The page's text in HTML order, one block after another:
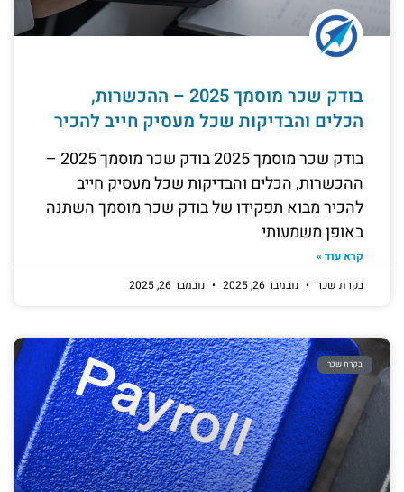
בודק שכר מוסמך 2025 – ההכשרות,
הכלים והבדיקות שכל מעסיק חייב להכיר
בודק שכר מוסמך 2025 בודק שכר מוסמך 2025 –
ההכשרות, הכלים והבדיקות שכל מעסיק חייב
להכיר מבוא תפקידו של בודק שכר מוסמך השתנה
באופן משמעותי
קרא עוד »
בקרת שכר
נובמבר 26, 2025 נובמבר 26, 2025
בקרת שכר